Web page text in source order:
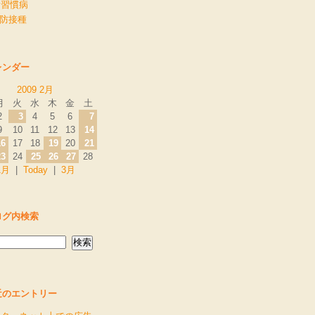
慣病
接種
ンダー
2009 2月
火 水 木 金
土
3 4 5 6
7
10 11 12 13
14
17 18 19 20
21
24 25 26 27
28
Today| 3月
グ内検索
のエントリー